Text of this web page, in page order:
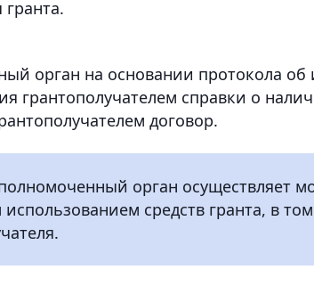
орган на основании протокола об
грантополучателем справки о
договор.
орган осуществляет
средств гранта, в